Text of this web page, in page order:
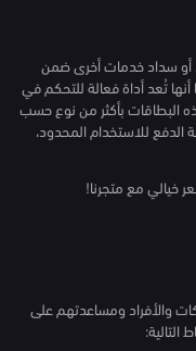
أو سداد خدمات أخرى ضمن
تُعد أداة فعالة للتحكم في
البطاقات بأكثر من نوع حسب
الدفع للاستخدام المحدود،
خيالي مع متجرنا!
والأفراد ومساعدتهم على